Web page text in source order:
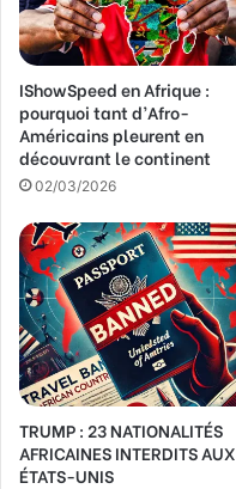
e
s
s
e
E
m
a
i
IShowSpeed en Afrique :
pourquoi tant d’Afro-
Américains pleurent en
découvrant le continent
02/03/2026
TRUMP : 23 NATIONALITÉS
AFRICAINES INTERDITS AUX
ÉTATS-UNIS